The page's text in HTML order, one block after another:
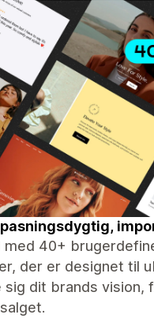
med 40+
der er designet til
sig dit brands vision,